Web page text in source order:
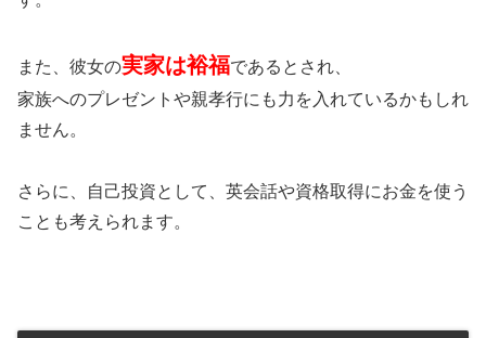
また、彼女の実家は裕福であるとされ、
家族へのプレゼントや親孝行にも力を入れているかもしれ
ません。
さらに、自己投資として、英会話や資格取得にお金を使う
ことも考えられます。